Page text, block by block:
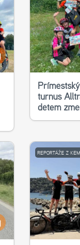
turnus
dětem
REPORTÁŽE Z